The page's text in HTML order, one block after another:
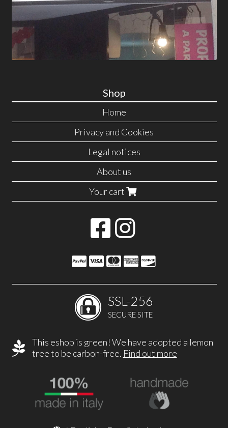
Shop
Home
Privacy and Cookies
Legal notices
About us
Your cart
SSL-256
SECURE SITE
This eshop is green! We have adopted a lemon
tree to be carbon-free. Find out more